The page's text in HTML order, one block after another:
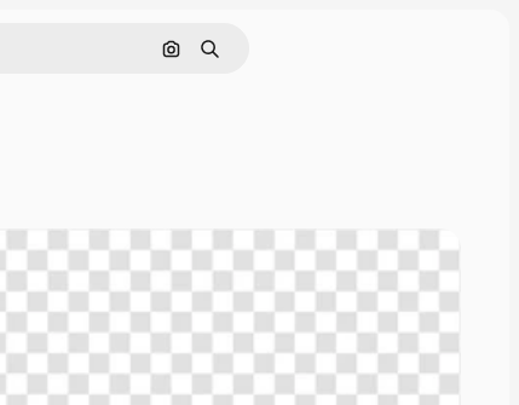
Nach Bild suchen
Suchen